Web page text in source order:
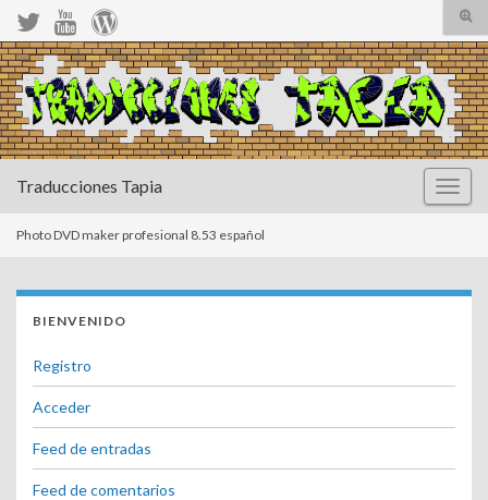
de
Search for:
Traducciones Tapia
Photo DVD maker profesional 8.53 español
BIENVENIDO
Registro
Acceder
Feed de entradas
Feed de comentarios